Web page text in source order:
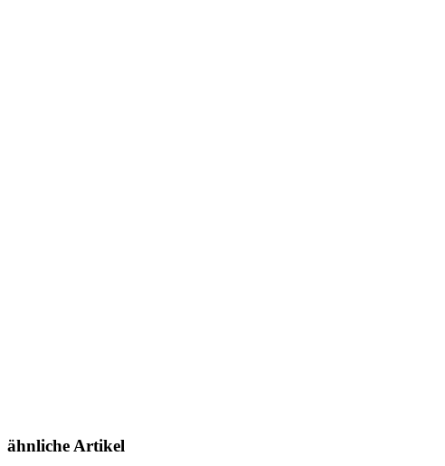
ähnliche Artikel